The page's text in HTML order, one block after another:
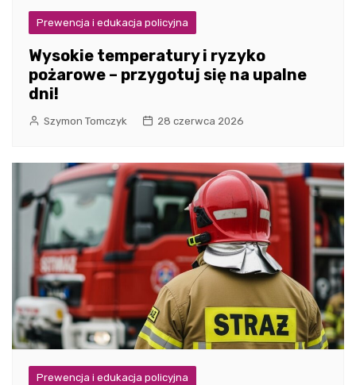
Prewencja i edukacja policyjna
Wysokie temperatury i ryzyko
pożarowe – przygotuj się na upalne
dni!
Szymon Tomczyk 28 czerwca 2026
Prewencja i edukacja policyjna